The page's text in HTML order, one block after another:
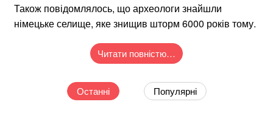
Також повідомлялось, що археологи знайшли
німецьке селище, яке знищив шторм 6000 років тому.
Читати повністю…
Останні Популярні